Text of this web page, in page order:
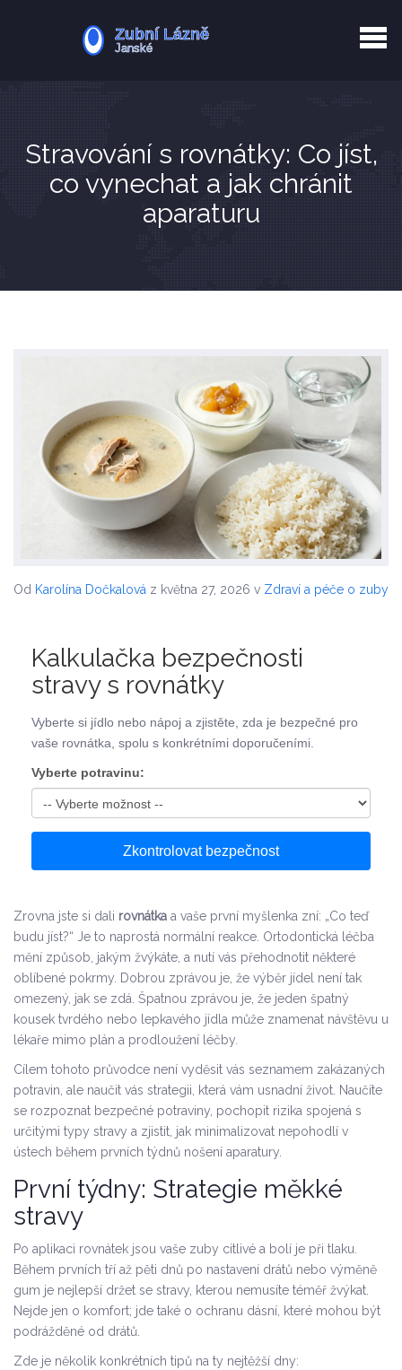
Zotavení po extrakci
Stravování s rovnátky: Co jíst,
co vynechat a jak chránit
aparaturu
Od Karolína Dočkalová z května 27, 2026 v Zdraví a péče o zuby
Kalkulačka bezpečnosti
stravy s rovnátky
Vyberte si jídlo nebo nápoj a zjistěte, zda je bezpečné pro
vaše rovnátka, spolu s konkrétními doporučeními.
Vyberte potravinu:
Zkontrolovat bezpečnost
Zrovna jste si dali rovnátka a vaše první myšlenka zní: „Co teď
budu jíst?“ Je to naprostá normální reakce. Ortodontická léčba
mění způsob, jakým žvýkáte, a nutí vás přehodnotit některé
oblíbené pokrmy. Dobrou zprávou je, že výběr jídel není tak
omezený, jak se zdá. Špatnou zprávou je, že jeden špatný
kousek tvrdého nebo lepkavého jídla může znamenat návštěvu u
lékaře mimo plán a prodloužení léčby.
Cílem tohoto průvodce není vyděsit vás seznamem zakázaných
potravin, ale naučit vás strategii, která vám usnadní život. Naučíte
se rozpoznat bezpečné potraviny, pochopit rizika spojená s
určitými typy stravy a zjistit, jak minimalizovat nepohodlí v
ústech během prvních týdnů nošení aparatury.
První týdny: Strategie měkké
stravy
Po aplikaci rovnátek jsou vaše zuby citlivé a bolí je při tlaku.
Během prvních tří až pěti dnů po nastavení drátů nebo výměně
gum je nejlepší držet se stravy, kterou nemusíte téměř žvýkat.
Nejde jen o komfort; jde také o ochranu dásní, které mohou být
podrážděné od drátů.
Zde je několik konkrétních tipů na ty nejtěžší dny: